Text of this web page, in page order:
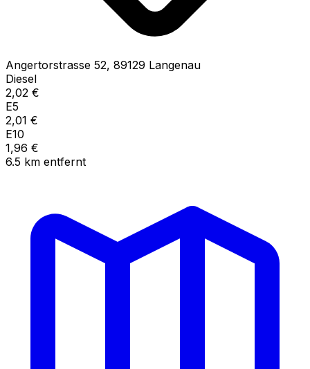
Angertorstrasse 52, 89129 Langenau
Diesel
2,02 €
E5
2,01 €
E10
1,96 €
6.5 km entfernt